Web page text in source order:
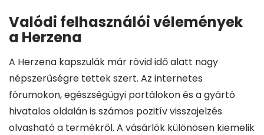
Valódi felhasználói vélemények
a Herzena
A Herzena kapszulák már rövid idő alatt nagy
népszerűségre tettek szert. Az internetes
fórumokon, egészségügyi portálokon és a gyártó
hivatalos oldalán is számos pozitív visszajelzés
olvasható a termékről. A vásárlók különösen kiemelik